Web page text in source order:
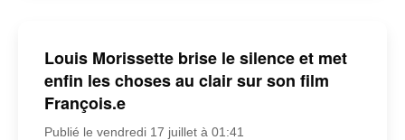
Louis Morissette brise le silence et met
enfin les choses au clair sur son film
François.e
Publié le vendredi 17 juillet à 01:41